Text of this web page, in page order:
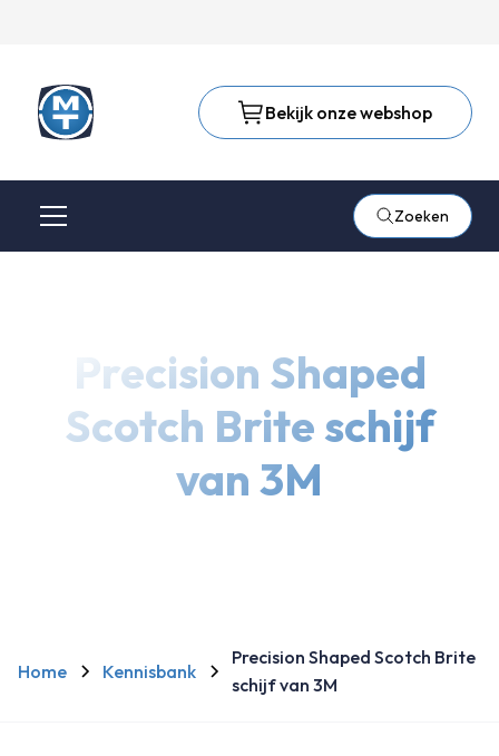
Bekijk onze webshop
Zoeken
Precision Shaped
Scotch Brite schijf
van 3M
Home Kennisbank
Precision Shaped Scotch Brite
schijf van 3M